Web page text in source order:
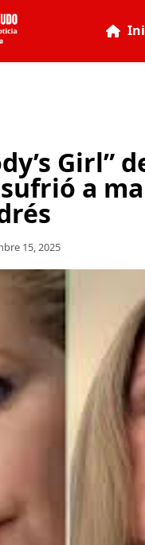
Girl”
a
15, 2025